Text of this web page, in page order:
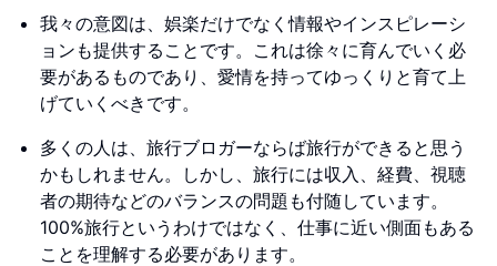
我々の意図は、娯楽だけでなく情報やインスピレーシ
ョンも提供することです。これは徐々に育んでいく必
要があるものであり、愛情を持ってゆっくりと育て上
げていくべきです。
多くの人は、旅行ブロガーならば旅行ができると思う
かもしれません。しかし、旅行には収入、経費、視聴
者の期待などのバランスの問題も付随しています。
100%旅行というわけではなく、仕事に近い側面もある
ことを理解する必要があります。